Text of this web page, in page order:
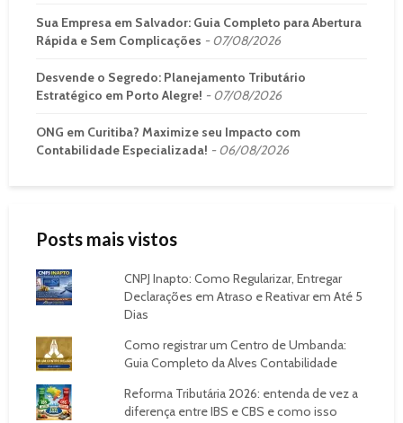
Sua Empresa em Salvador: Guia Completo para Abertura
Rápida e Sem Complicações
07/08/2026
Desvende o Segredo: Planejamento Tributário
Estratégico em Porto Alegre!
07/08/2026
ONG em Curitiba? Maximize seu Impacto com
Contabilidade Especializada!
06/08/2026
Posts mais vistos
CNPJ Inapto: Como Regularizar, Entregar
Declarações em Atraso e Reativar em Até 5
Dias
Como registrar um Centro de Umbanda:
Guia Completo da Alves Contabilidade
Reforma Tributária 2026: entenda de vez a
diferença entre IBS e CBS e como isso